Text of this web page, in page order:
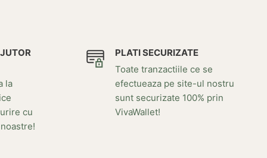
la
cu
PLATI SECURIZATE
Toate tranzactiile ce se
efectueaza pe site-ul nostru
sunt securizate 100% prin
VivaWallet!